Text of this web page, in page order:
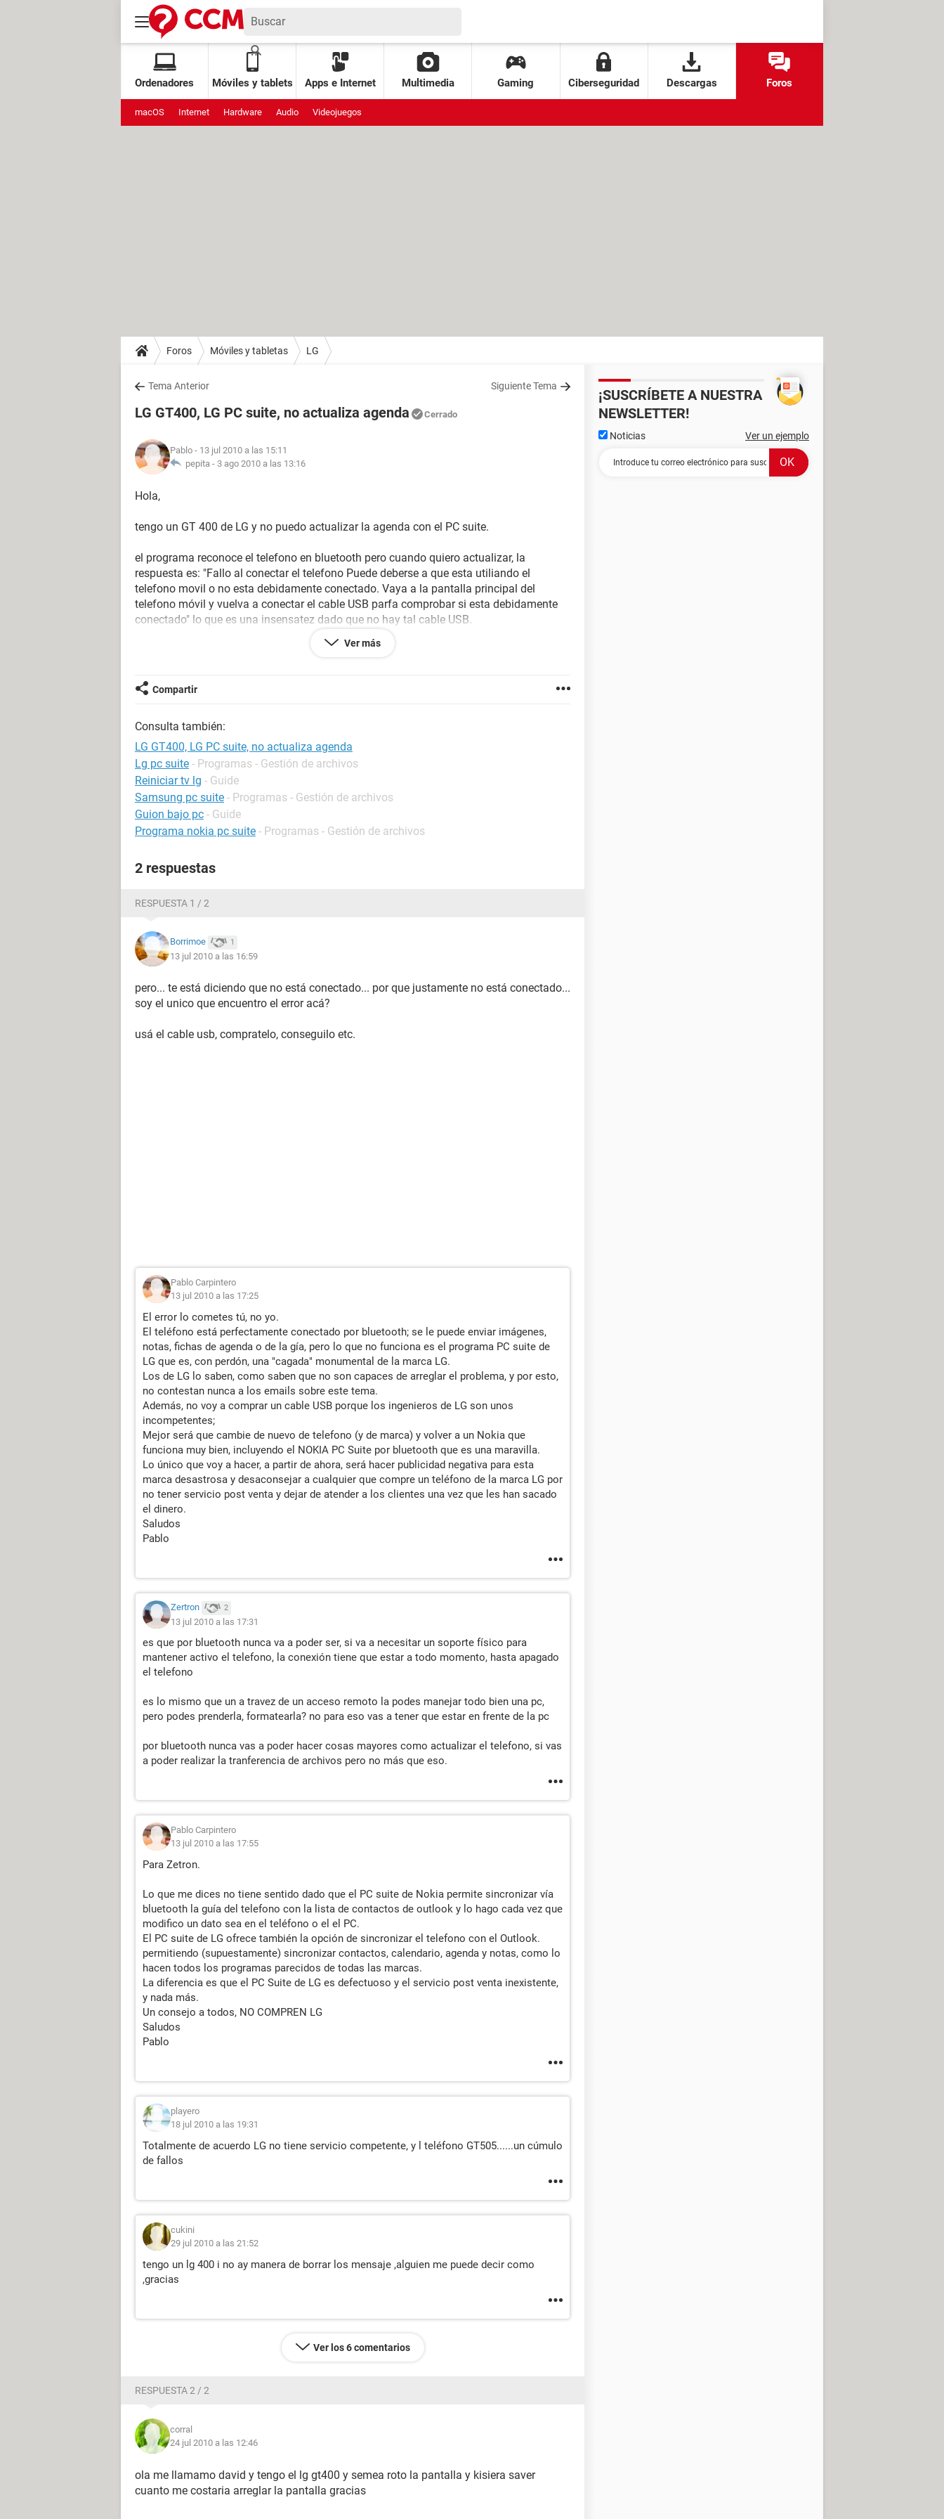
Ordenadores Móviles y tablets Apps e Internet Multimedia Gaming Ciberseguridad Descargas Foros
macOS Internet Hardware Audio Videojuegos
Foros Móviles y tabletas LG
Tema Anterior Siguiente Tema
LG GT400, LG PC suite, no actualiza agenda Cerrado
Pablo - 13 jul 2010 a las 15:11
pepita - 3 ago 2010 a las 13:16
Hola,
tengo un GT 400 de LG y no puedo actualizar la agenda con el PC suite.
el programa reconoce el telefono en bluetooth pero cuando quiero actualizar, la
respuesta es: "Fallo al conectar el telefono Puede deberse a que esta utiliando el
telefono movil o no esta debidamente conectado. Vaya a la pantalla principal del
telefono móvil y vuelva a conectar el cable USB parfa comprobar si esta debidamente
conectado" lo que es una insensatez dado que no hay tal cable USB.
Y El servicio tecnico de LG no contesta los email.
Gracias
Ver más
Compartir
Consulta también:
LG GT400, LG PC suite, no actualiza agenda
Lg pc suite - Programas - Gestión de archivos
Reiniciar tv lg - Guide
Samsung pc suite - Programas - Gestión de archivos
Guion bajo pc - Guide
Programa nokia pc suite - Programas - Gestión de archivos
2 respuestas
RESPUESTA 1 / 2
Borrimoe 1
13 jul 2010 a las 16:59
pero... te está diciendo que no está conectado... por que justamente no está conectado...
soy el unico que encuentro el error acá?
usá el cable usb, compratelo, conseguilo etc.
Pablo Carpintero
13 jul 2010 a las 17:25
El error lo cometes tú, no yo.
El teléfono está perfectamente conectado por bluetooth; se le puede enviar imágenes,
notas, fichas de agenda o de la gía, pero lo que no funciona es el programa PC suite de
LG que es, con perdón, una "cagada" monumental de la marca LG.
Los de LG lo saben, como saben que no son capaces de arreglar el problema, y por esto,
no contestan nunca a los emails sobre este tema.
Además, no voy a comprar un cable USB porque los ingenieros de LG son unos
incompetentes;
Mejor será que cambie de nuevo de telefono (y de marca) y volver a un Nokia que
funciona muy bien, incluyendo el NOKIA PC Suite por bluetooth que es una maravilla.
Lo único que voy a hacer, a partir de ahora, será hacer publicidad negativa para esta
marca desastrosa y desaconsejar a cualquier que compre un teléfono de la marca LG por
no tener servicio post venta y dejar de atender a los clientes una vez que les han sacado
el dinero.
Saludos
Pablo
Zertron 2
13 jul 2010 a las 17:31
es que por bluetooth nunca va a poder ser, si va a necesitar un soporte físico para
mantener activo el telefono, la conexión tiene que estar a todo momento, hasta apagado
el telefono
es lo mismo que un a travez de un acceso remoto la podes manejar todo bien una pc,
pero podes prenderla, formatearla? no para eso vas a tener que estar en frente de la pc
por bluetooth nunca vas a poder hacer cosas mayores como actualizar el telefono, si vas
a poder realizar la tranferencia de archivos pero no más que eso.
Pablo Carpintero
13 jul 2010 a las 17:55
Para Zetron.
Lo que me dices no tiene sentido dado que el PC suite de Nokia permite sincronizar vía
bluetooth la guía del telefono con la lista de contactos de outlook y lo hago cada vez que
modifico un dato sea en el teléfono o el el PC.
El PC suite de LG ofrece también la opción de sincronizar el telefono con el Outlook.
permitiendo (supuestamente) sincronizar contactos, calendario, agenda y notas, como lo
hacen todos los programas parecidos de todas las marcas.
La diferencia es que el PC Suite de LG es defectuoso y el servicio post venta inexistente,
y nada más.
Un consejo a todos, NO COMPREN LG
Saludos
Pablo
playero
18 jul 2010 a las 19:31
Totalmente de acuerdo LG no tiene servicio competente, y l teléfono GT505......un cúmulo
de fallos
cukini
29 jul 2010 a las 21:52
tengo un lg 400 i no ay manera de borrar los mensaje ,alguien me puede decir como
,gracias
Ver los 6 comentarios
RESPUESTA 2 / 2
corral
24 jul 2010 a las 12:46
ola me llamamo david y tengo el lg gt400 y semea roto la pantalla y kisiera saver
cuanto me costaria arreglar la pantalla gracias
¡SUSCRÍBETE A NUESTRA
NEWSLETTER!
Noticias Ver un ejemplo